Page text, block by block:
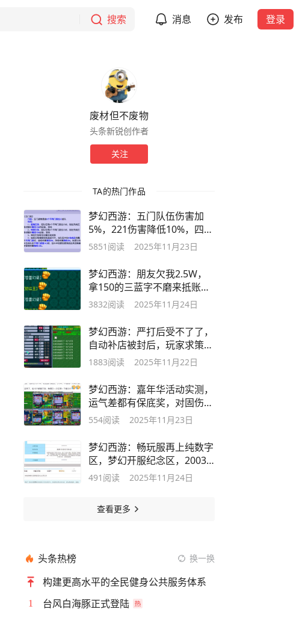
搜索 消息 发布 登录
废材但不废物
头条新锐创作者
关注
TA的热门作品
梦幻西游：五门队伍伤害加
5%，221伤害降低10%，四狮
驼跟本杀不了
5851 阅读 2025年11月23日
梦幻西游：朋友欠我2.5W，
拿150的三蓝字不磨来抵账，
洗脚上四楼
3832阅读 2025年11月24日
梦幻西游：严打后受不了了，
自动补店被封后，玩家求策划
高抬贵手
1883阅读 2025年11月22日
梦幻西游：嘉年华活动实测，
运气差都有保底奖，对固伤极
其不友好
554阅读 2025年11月23日
梦幻西游：畅玩服再上纯数字
区，梦幻开服纪念区，2003
服务器必火
491 阅读 2025年11月24日
查看更多
头条热榜 换一换
构建更高水平的全民健身公共服务体系
1 台风白海豚正式登陆